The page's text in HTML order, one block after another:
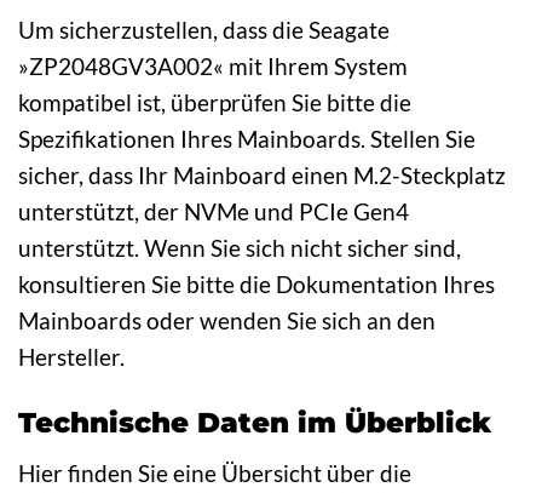
Um sicherzustellen, dass die Seagate
»ZP2048GV3A002« mit Ihrem System
kompatibel ist, überprüfen Sie bitte die
Spezifikationen Ihres Mainboards. Stellen Sie
sicher, dass Ihr Mainboard einen M.2-Steckplatz
unterstützt, der NVMe und PCIe Gen4
unterstützt. Wenn Sie sich nicht sicher sind,
konsultieren Sie bitte die Dokumentation Ihres
Mainboards oder wenden Sie sich an den
Hersteller.
Technische Daten im Überblick
Hier finden Sie eine Übersicht über die